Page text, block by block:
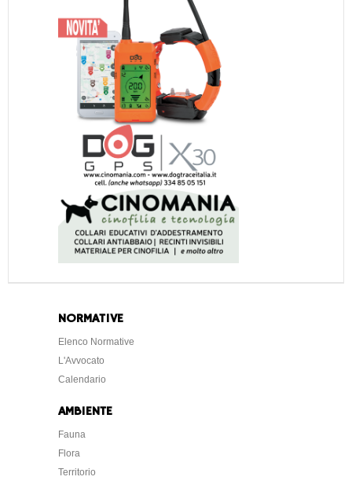
NORMATIVE
Elenco Normative
L'Avvocato
Calendario
AMBIENTE
Fauna
Flora
Territorio